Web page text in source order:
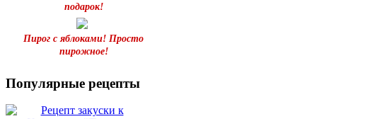
подарок!
Пирог с яблоками! Просто
пирожное!
Популярные рецепты